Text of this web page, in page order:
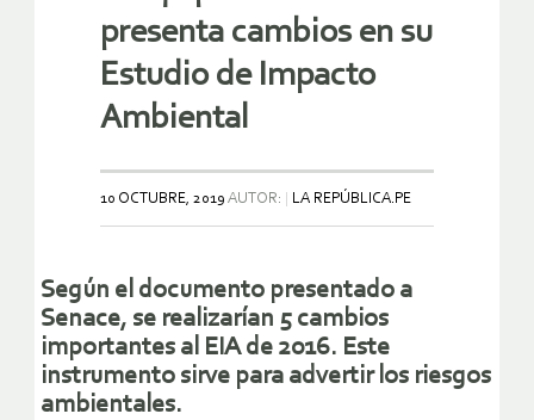
presenta cambios en su
Estudio de Impacto
Ambiental
10 OCTUBRE, 2019 AUTOR: LA REPÚBLICA.PE
Según el documento presentado a
Senace, se realizarían 5 cambios
importantes al EIA de 2016. Este
instrumento sirve para advertir los riesgos
ambientales.